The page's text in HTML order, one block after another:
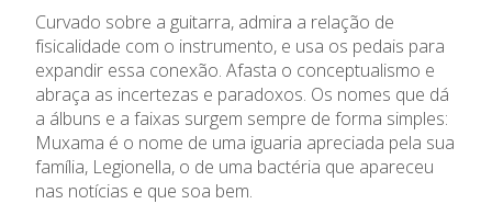
Curvado sobre a guitarra, admira a relação de
fisicalidade com o instrumento, e usa os pedais para
expandir essa conexão. Afasta o conceptualismo e
abraça as incertezas e paradoxos. Os nomes que dá
a álbuns e a faixas surgem sempre de forma simples:
Muxama é o nome de uma iguaria apreciada pela sua
família, Legionella, o de uma bactéria que apareceu
nas notícias e que soa bem.